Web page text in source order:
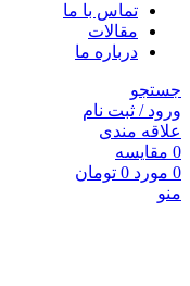
تماس با ما
مقالات
درباره ما
جستجو
ورود / ثبت نام
علاقه مندی
0 مقايسه
0 مورد 0 تومان
منو